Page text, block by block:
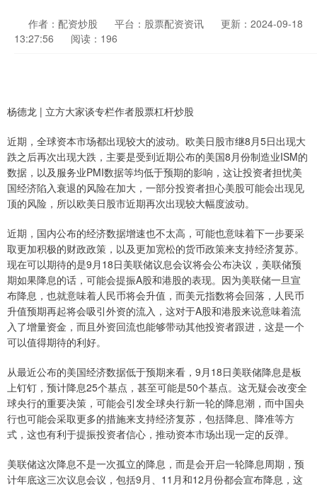
作者：配资炒股 平台：股票配资资讯
更新：2024-09-18
13:27:56
阅读：196
杨德龙 | 立方大家谈专栏作者股票杠杆炒股
近期，全球资本市场都出现较大的波动。欧美日股市继8月5日出现大
跌之后再次出现大跌，主要是受到近期公布的美国8月份制造业ISM的
数据，以及服务业PMI数据等均低于预期的影响，这让投资者担忧美
国经济陷入衰退的风险在加大，一部分投资者担心美股可能会出现见
顶的风险，所以欧美日股市近期再次出现较大幅度波动。
近期，国内公布的经济数据增速也不太高，可能也意味着下一步要采
取更加积极的财政政策，以及更加宽松的货币政策来支持经济复苏。
现在可以期待的是9月18日美联储议息会议将会公布决议，美联储预
期如果降息的话，可能会提振A股和港股的表现。因为美联储一旦宣
布降息，也就意味着人民币将会升值，而美元指数将会回落，人民币
升值预期再起将会吸引外资的流入，这对于A股和港股来说意味着流
入了增量资金，而且外资回流也能够带动其他投资者跟进，这是一个
可以值得期待的利好。
从最近公布的美国经济数据低于预期来看，9月18日美联储降息是板
上钉钉，预计降息25个基点，甚至可能是50个基点。这无疑会改变全
球央行的重要决策，可能会引发全球央行新一轮的降息潮，而中国央
行也可能会采取更多的措施来支持经济复苏，包括降息、降准等方
式，这也有利于提振投资者信心，推动资本市场出现一定的反弹。
美联储这次降息不是一次孤立的降息，而是会开启一轮降息周期，预
计年底这三次议息会议，包括9月、11月和12月份都会宣布降息，这